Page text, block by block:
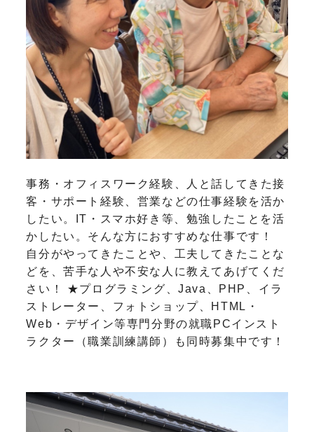
事務・オフィスワーク経験、人と話してきた接
客・サポート経験、営業などの仕事経験を活か
したい。IT・スマホ好き等、勉強したことを活
かしたい。そんな方におすすめな仕事です！
自分がやってきたことや、工夫してきたことな
どを、苦手な人や不安な人に教えてあげてくだ
さい！
★プログラミング、Java、PHP、イラ
ストレーター、フォトショップ、HTML・
Web・デザイン等専門分野の就職PCインスト
ラクター（職業訓練講師）も同時募集中です！